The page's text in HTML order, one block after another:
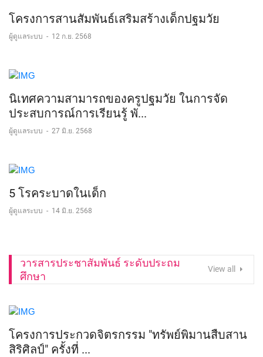
โครงการสานสัมพันธ์เสริมสร้างเด็กปฐมวัย
ผู้ดูแลระบบ - 12 ก.ย. 2568
นิเทศความสามารถของครูปฐมวัย ในการจัด
ประสบการณ์การเรียนรู้ พั...
ผู้ดูแลระบบ - 27 มิ.ย. 2568
5 โรคระบาดในเด็ก
ผู้ดูแลระบบ - 14 มิ.ย. 2568
วารสารประชาสัมพันธ์ ระดับประถม
ศึกษา
View all
โครงการประกวดจิตรกรรม "ทรัพย์พิมานสืบสาน
สิริศิลป์" ครั้งที่ ...